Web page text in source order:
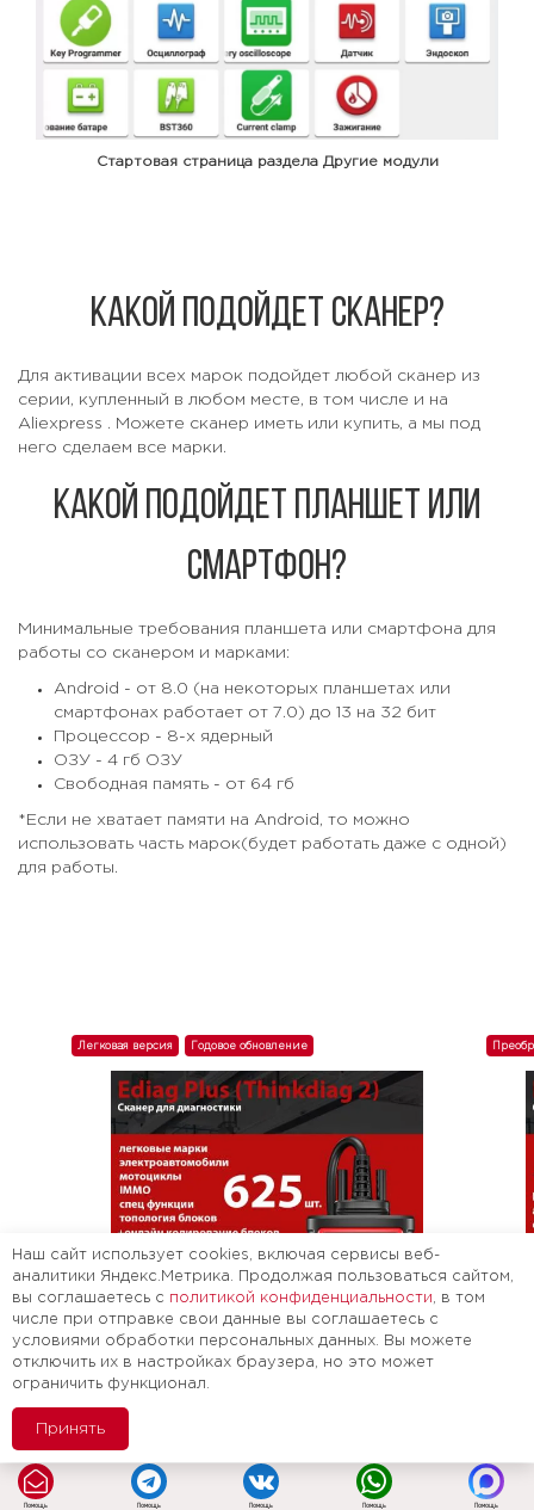
Стартовая страница раздела Другие модули
Какой подойдет сканер?
Для активации всех марок подойдет любой сканер из
серии, купленный в любом месте, в том числе и на
Aliexpress
. Можете сканер иметь или купить, а мы под
него сделаем все марки.
Какой подойдет планшет или
смартфон?
Минимальные требования планшета или смартфона для
работы со сканером и марками:
Android - от 8.0 (на некоторых планшетах или
смартфонах работает от 7.0) до 13 на 32 бит
Процессор - 8-х ядерный
ОЗУ - 4 гб ОЗУ
Свободная память - от 64 гб
*Если не хватает памяти на Android, то можно
использовать часть марок(будет работать даже с одной)
для работы.
Легковая версия Годовое обновление
Сканер под легковые марки + годовое
Помощь Помощь Помощь Помощь Помощь
Наш сайт использует cookies, включая сервисы веб-
аналитики Яндекс.Метрика. Продолжая пользоваться сайтом,
вы соглашаетесь с политикой конфиденциальности , в том
числе при отправке свои данные вы соглашаетесь с
условиями обработки персональных данных. Вы можете
отключить их в настройках браузера, но это может
ограничить функционал.
Принять